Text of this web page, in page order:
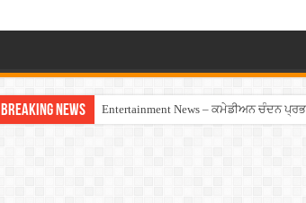
Breaking News Entertainment News – ਕਮੇਡੀਅਨ ਚੰਦਨ